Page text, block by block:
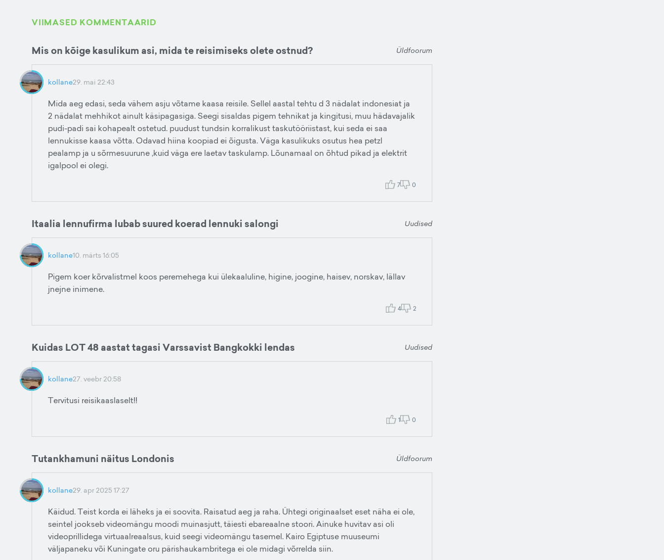
VIIMASED KOMMENTAARID
Mis on kõige kasulikum asi, mida te reisimiseks olete ostnud? Üldfoorum
kollane29. mai 22:43
Mida aeg edasi, seda vähem asju võtame kaasa reisile. Sellel aastal tehtu d 3 nädalat indonesiat ja
2 nädalat mehhikot ainult käsipagasiga. Seegi sisaldas pigem tehnikat ja kingitusi, muu hädavajalik
pudi-padi sai kohapealt ostetud. puudust tundsin korralikust taskutööriistast, kui seda ei saa
lennukisse kaasa võtta. Odavad hiina koopiad ei õigusta. Väga kasulikuks osutus hea petzl
pealamp ja u sõrmesuurune ,kuid väga ere laetav taskulamp. Lõunamaal on õhtud pikad ja elektrit
igalpool ei olegi.
7 0
Itaalia lennufirma lubab suured koerad lennuki salongi Uudised
kollane10. märts 16:05
Pigem koer kõrvalistmel koos peremehega kui ülekaaluline, higine, joogine, haisev, norskav, lällav
jnejne inimene.
4 2
Kuidas LOT 48 aastat tagasi Varssavist Bangkokki lendas Uudised
kollane27. veebr 20:58
Tervitusi reisikaaslaselt!!
1 0
Tutankhamuni näitus Londonis Üldfoorum
kollane29. apr 2025 17:27
Käidud. Teist korda ei läheks ja ei soovita. Raisatud aeg ja raha. Ühtegi originaalset eset näha ei ole,
seintel jookseb videomängu moodi muinasjutt, täiesti ebareaalne stoori. Ainuke huvitav asi oli
videoprillidega virtuaalreaalsus, kuid seegi videomängu tasemel. Kairo Egiptuse muuseumi
väljapaneku või Kuningate oru pärishaukambritega ei ole midagi võrrelda siin.